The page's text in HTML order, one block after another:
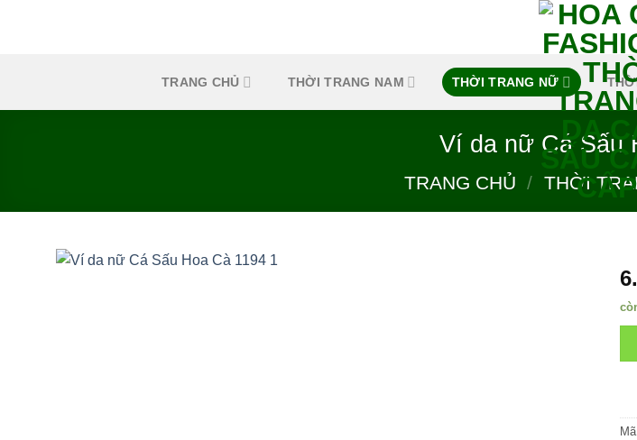
TRANG CHỦ THỜI TRANG NAM THỜI TRANG NỮ
Ví da nữ Cá Sấu
TRANG CHỦ / THỜI